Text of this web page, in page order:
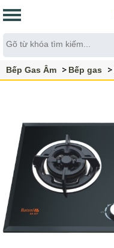
Bếp Gas Âm Bếp gas